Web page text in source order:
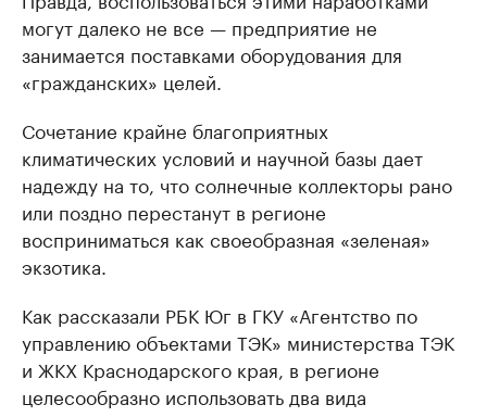
могут далеко не все — предприятие не
занимается поставками оборудования для
«гражданских» целей.
Сочетание крайне благоприятных
климатических условий и научной базы дает
надежду на то, что солнечные коллекторы рано
или поздно перестанут в регионе
восприниматься как своеобразная «зеленая»
экзотика.
Как рассказали РБК Юг в ГКУ «Агентство по
управлению объектами ТЭК» министерства ТЭК
и ЖКХ Краснодарского края, в регионе
целесообразно использовать два вида